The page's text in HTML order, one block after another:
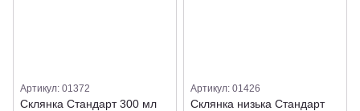
Артикул: 01372
Склянка Стандарт 300 мл
Артикул: 01426
Склянка низька Стандарт